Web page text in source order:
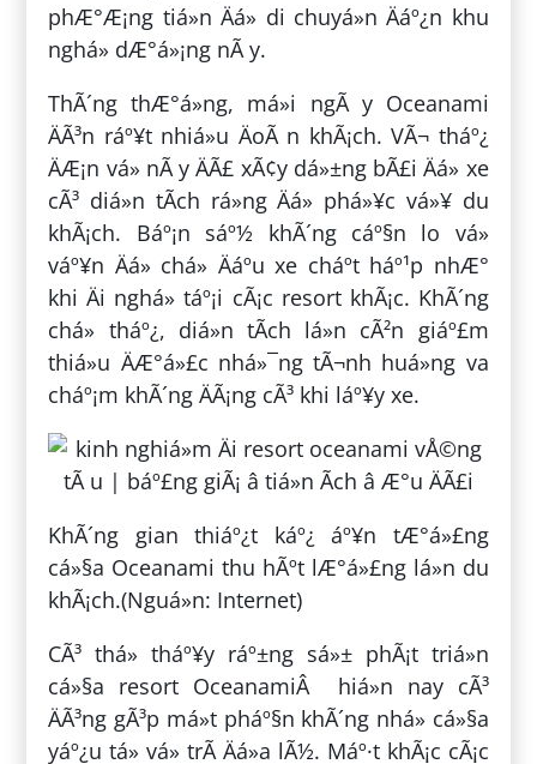
phÆ°Æ¡ng tiá»n Äá» di chuyá»n Äáº¿n khu
nghá» dÆ°á»¡ng nÃ y.
ThÃ´ng thÆ°á»ng, má»i ngÃ y Oceanami
ÄÃ³n ráº¥t nhiá»u ÄoÃ n khÃ¡ch. VÃ¬ tháº¿
ÄÆ¡n vá» nÃ y ÄÃ£ xÃ¢y dá»±ng bÃ£i Äá» xe
cÃ³ diá»n tÃ­ch rá»ng Äá» phá»¥c vá»¥ du
khÃ¡ch. Báº¡n sáº½ khÃ´ng cáº§n lo vá»
váº¥n Äá» chá» Äáº­u xe cháº­t háº¹p nhÆ°
khi Äi nghá» táº¡i cÃ¡c resort khÃ¡c. KhÃ´ng
chá» tháº¿, diá»n tÃ­ch lá»n cÃ²n giáº£m
thiá»u ÄÆ°á»£c nhá»¯ng tÃ¬nh huá»ng va
cháº¡m khÃ´ng ÄÃ¡ng cÃ³ khi láº¥y xe.
KhÃ´ng gian thiáº¿t káº¿ áº¥n tÆ°á»£ng
cá»§a Oceanami thu hÃºt lÆ°á»£ng lá»n du
khÃ¡ch.(Nguá»n: Internet)
CÃ³ thá» tháº¥y ráº±ng sá»± phÃ¡t triá»n
cá»§a resort OceanamiÂ hiá»n nay cÃ³
ÄÃ³ng gÃ³p má»t pháº§n khÃ´ng nhá» cá»§a
yáº¿u tá» vá» trÃ­ Äá»a lÃ½. Máº·t khÃ¡c cÃ¡c